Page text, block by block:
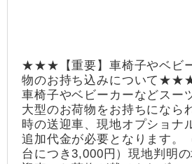
★★★【重要】車椅子やベビ
物のお持ち込みについて
車椅子やベビーカーなどスー
大型のお荷物をお持ちになら
時の送迎車、現地オプショナ
追加代金が必要となります。
台につき3,000円）現地判明